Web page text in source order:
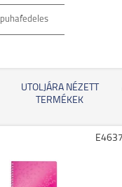
puhafedeles
UTOLJÁRA NÉZETT
TERMÉKEK